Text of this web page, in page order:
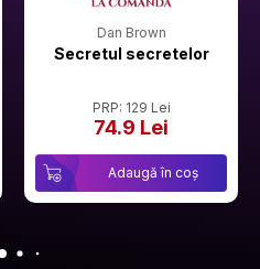
Dan Brown
Secretul secretelor
PRP: 129 Lei
74.9 Lei
Adaugă în coș